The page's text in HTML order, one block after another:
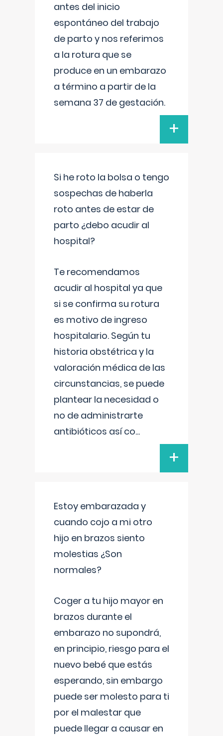
antes del inicio
espontáneo del trabajo
de parto y nos referimos
a la rotura que se
produce en un embarazo
a término a partir de la
semana 37 de gestación.
+
Si he roto la bolsa o tengo
sospechas de haberla
roto antes de estar de
parto ¿debo acudir al
hospital?
Te recomendamos
acudir al hospital ya que
si se confirma su rotura
es motivo de ingreso
hospitalario. Según tu
historia obstétrica y la
valoración médica de las
circunstancias, se puede
plantear la necesidad o
no de administrarte
antibióticos así co...
+
Estoy embarazada y
cuando cojo a mi otro
hijo en brazos siento
molestias ¿Son
normales?
Coger a tu hijo mayor en
brazos durante el
embarazo no supondrá,
en principio, riesgo para el
nuevo bebé que estás
esperando, sin embargo
puede ser molesto para ti
por el malestar que
puede llegar a causar en